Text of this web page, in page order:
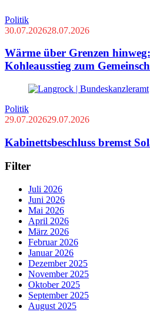
Politik
30.07.202628.07.2026
Wärme über Grenzen
Kohleausstieg zum
Politik
29.07.202629.07.2026
Kabinettsbeschluss bremst
Filter
Juli 2026
Juni 2026
Mai 2026
April 2026
März 2026
Februar 2026
Januar 2026
Dezember 2025
November 2025
Oktober 2025
September 2025
August 2025